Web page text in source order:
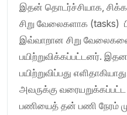
இதன் தொடர்ச்சியாக,
சிறு வேலைகளாக (tasks)
இவ்வாறான சிறு
பயிற்றுவிக்கப்பட்டனர்.
பயிற்றுவிப்பது
அவருக்கு வரையறுக்கப்பட்ட
பணியைத் தன் பணி நேரம்